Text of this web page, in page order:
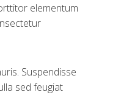
elementum
Suspendisse
sed feugiat